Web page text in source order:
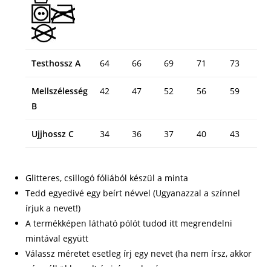
Testhossz A 64 66 69 71 73
Mellszélesség
B
42 47 52 56 59
Ujjhossz C 34 36 37 40 43
Glitteres, csillogó fóliából készül a minta
Tedd egyedivé egy beírt névvel (Ugyanazzal a színnel
írjuk a nevet!)
A termékképen látható pólót tudod itt megrendelni
mintával együtt
Válassz méretet esetleg írj egy nevet (ha nem írsz, akkor